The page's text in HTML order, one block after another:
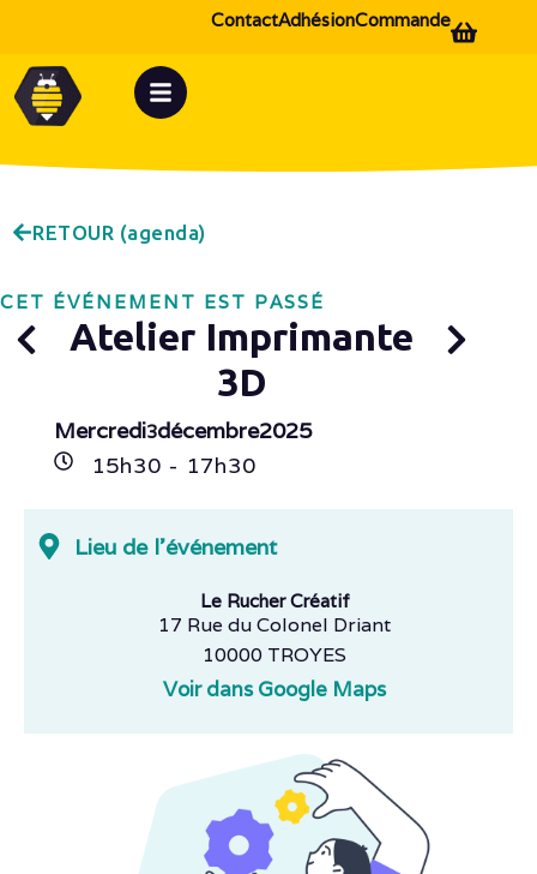
Commande
Adhésion
Contact
RETOUR (agenda)
CET ÉVÉNEMENT EST PASSÉ
Atelier Imprimante
3D
Mercredi3décembre2025
15h30 - 17h30
Lieu de l'événement
Le Rucher Créatif
17 Rue du Colonel Driant
10000 TROYES
Voir dans Google Maps